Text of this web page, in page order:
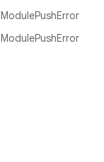
ModulePushError
ModulePushError